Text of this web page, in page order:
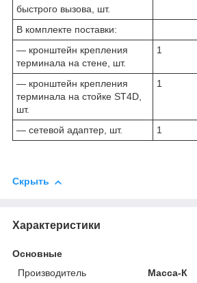
быстрого вызова, шт.
В комплекте поставки:
— кронштейн крепления
терминала на стене, шт.
1
— кронштейн крепления
терминала на стойке ST4D,
шт.
1
— сетевой адаптер, шт. 1
Скрыть
Характеристики
Основные
Производитель
Масса-К